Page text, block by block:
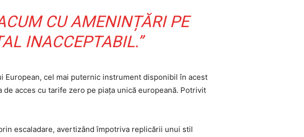
CU AMENINȚĂRI PE
INACCEPTABIL.”
European, cel mai puternic instrument disponibil în acest
acces cu tarife zero pe piața unică europeană. Potrivit
escaladare, avertizând împotriva replicării unui stil